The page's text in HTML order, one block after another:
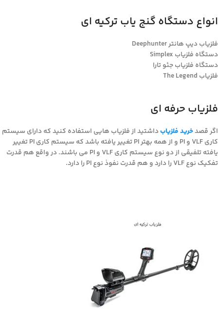
انواع دستگاه گنج یاب ترکیه ای
فلزیاب دیپ هانتر Deephunter
دستگاه فلزیاب Simplex
دستگاه فلزیاب جئو تارا
فلزیاب The Legend
فلزیاب حرفه ای
اگر قصدخرید فلزیابداشتید از فلزیاب هایی استفاده کنید که دارای سیستم
کاری VLF و PI و از همه بهتر PI تغییر یافته باشد که سیستم کاری PI تغییر
یافته تلفیقی از دو نوع سیستم کاری VLF و PI می باشند. در واقع هم قدرت
تفکیک نوع VLF را دارد و هم قدرت نفوذ نوع PI را دارد.